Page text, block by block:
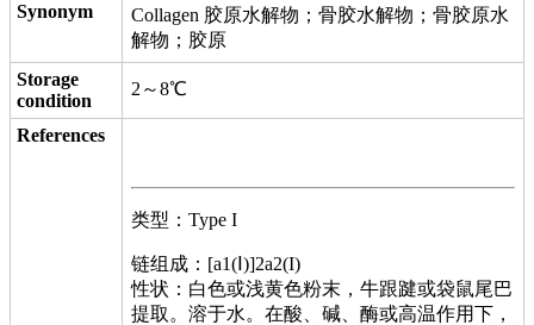
Synonym
Collagen 胶原水解物；骨胶水解物；骨胶原水
解物；胶原
Storage
condition
2～8℃
References
类型：Type I
链组成：[a1(Ⅰ)]2a2(I)
性状：白色或浅黄色粉末，牛跟踺或袋鼠尾巴
提取。溶于水。在酸、碱、酶或高温作用下，